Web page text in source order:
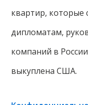
квартир, которые
дипломатам,
компаний в
выкуплена США.